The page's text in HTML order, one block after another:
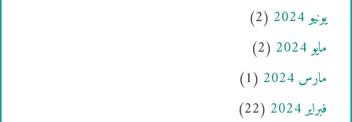
يونيو 2024
(2)
مايو 2024
(2)
مارس 2024
(1)
فبراير 2024
(22)